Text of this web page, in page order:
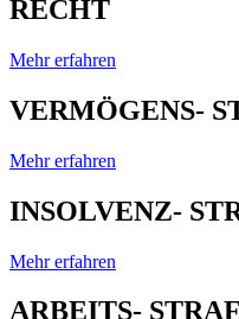
RECHT
Mehr erfahren
VERMÖGENS-
Mehr erfahren
INSOLVENZ-
Mehr erfahren
ARBEITS-